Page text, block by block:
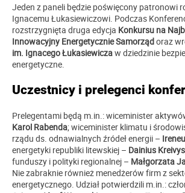
Jeden z paneli będzie poświęcony patronowi
Ignacemu Łukasiewiczowi. Podczas
rozstrzygnięta druga edycja Konkursu na
Innowacyjny Energetycznie Samorządoraz
im. Ignacego Łukasiewiczaw dziedzinie
energetyczne.
Uczestnicy i prelegenci
Prelegentami będą m.in.: wiceminister
Karol Rabenda; wiceminister klimatu i
rządu ds. odnawialnych źródeł energii –
energetyki republiki litewskiej – Dainius Kreivys
funduszy i polityki regionalnej – Małgorzata
Nie zabraknie również menedżerów firm z
energetycznego. Udział potwierdzili m.in.: